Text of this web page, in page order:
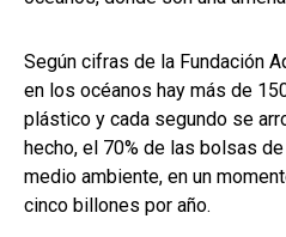
Según cifras de la Fundación
en los océanos hay más de
plástico y cada segundo se
hecho, el 70% de las bolsas
medio ambiente, en un
cinco billones por año.